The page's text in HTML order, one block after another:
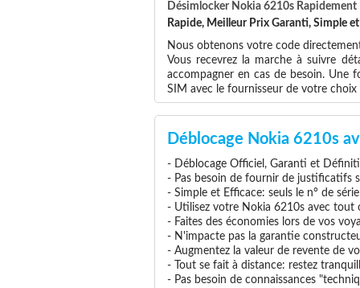
Désimlocker Nokia 6210s Rapidement
Rapide, Meilleur Prix Garanti, Simple
Nous obtenons votre code
Vous recevrez la marche à suivre
accompagner en cas de besoin. Une
SIM avec le fournisseur de votre
Déblocage Nokia 6210s
- Déblocage Officiel, Garanti et
- Pas besoin de fournir de justificatifs
- Simple et Efficace: seuls le n° de
- Utilisez votre Nokia 6210s avec tout
- Faites des économies lors de vos
- N'impacte pas la garantie
- Augmentez la valeur de revente de
- Tout se fait à distance: restez
- Pas besoin de connaissances